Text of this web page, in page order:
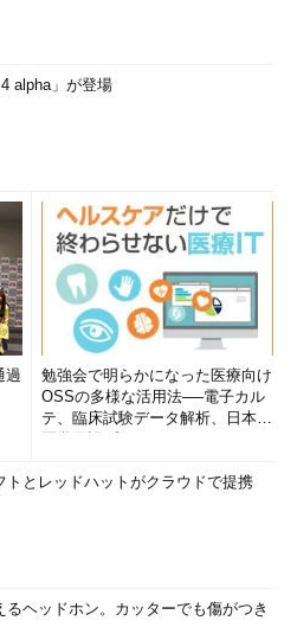
4 alpha」が登場
過
勉強会で明らかになった医療向け
OSSの多様な活用法──電子カル
テ、臨床試験データ解析、日本語
トとレッドハットがクラウドで提携
るヘッドホン。カッターでも傷がつき